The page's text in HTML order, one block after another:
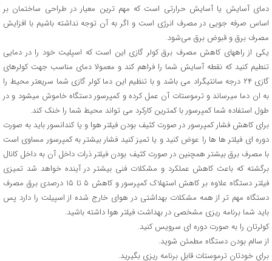
دمای آسایش یا آسایش حرارتی است که مهم ترین معیار در طراحی ساختمان بر
اساس صرفه جویی در مصرف انرژی است و اگر به آن توجه نداشته باشیم با افزایش
مصرف برق و قبوض برق می‌شود.
یکی از راههای کاهش مصرف برق کولر گازی این است که اسپلیت خود را در دمایی
تنطیم کنید که نقطه آسایش شما را فراهم کند و معمولا دمای مناسب جهت کولرهای
گازی ۲۴ درجه سانتیگراد می باشد و با تنظیم این دما کولر گازی شما سریعتر محیط را
به ان دما میرساند و ترموستات آن عمل کرده و کمپرسور دستگاه خاموش میشود و در
طول استفاده شما کمپرسور با کمترین کارکرد می تواند محیط شما را خنک کند.
برای کاهش فشار کمپرسور در صورت کثیف بودن فیلتر هوا و یا کندانسور باید به صورت
دوره ای فیلتر ها ها را عوض کنید و یا تمیز کنید فشار بیشتر به کمپرسور مساوی است
با مصرف برق بیشتر همچنین در صورت کثیف بودن فیلتر ذرات داخل آن به داخل کانال
برگشته که باعث کاهش عملکرد و مشکلات فنی بیشتر در آینده خواهد شد تمیزی
فیلتر دستگاه علاوه بر کاهش استهلاک کمپرسور و کاهش ۵ تا ۱۵ درصدی برق مصرف
دستگاه مهم تر از همه مشکلات بهداشتی در هوای خارج شده از اسپیلت را دارد پس
باید شما برنامه ریزی مشخصی در بهداشت فیلتر هوا داشته باشید.
کولرتان را به صورت دوره ای سرویس کنید.
از سالم بودن دستگاه مطمئن شوید.
برای خودتان ترموستات قابل برنامه ریزی بگیرید.